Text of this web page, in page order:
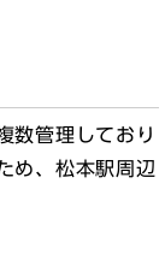
数管理しており
め、松本駅周辺